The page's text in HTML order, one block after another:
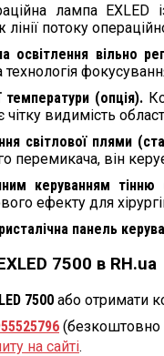
лампа EXLED
потоку
освітлення вільно
технологія
температури (опція).
чітку видимість
світлової плями
перемикача, він
керуванням тінню
ефекту для
панель
7500 в RH.ua
7500 або отримати
(безкоштовно
на сайті.